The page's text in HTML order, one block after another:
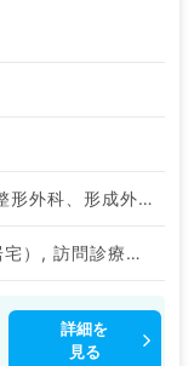
神経内科、心療内科、整形外科、形成外科、美容外科、脳神経外科、呼吸器外科、心臓血管外科、小児外科、泌尿器科、一般内科、循環器内科、呼吸器内科、消化器内科、内分泌・代謝内科、腎臓内科、老年内科、外科系全般、一般外科、消化器外科、乳腺外科、膠原病科、スポーツ整形外科、大腸・肛門外科、脊髄・脊椎外科
一般外来, 訪問診療（居宅）, 訪問診療（施設）, その他, その他, 一般外来
詳細を
見る